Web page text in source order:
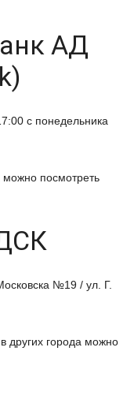
АД
с понедельника
можно посмотреть
№19 / ул. Г.
других города можно